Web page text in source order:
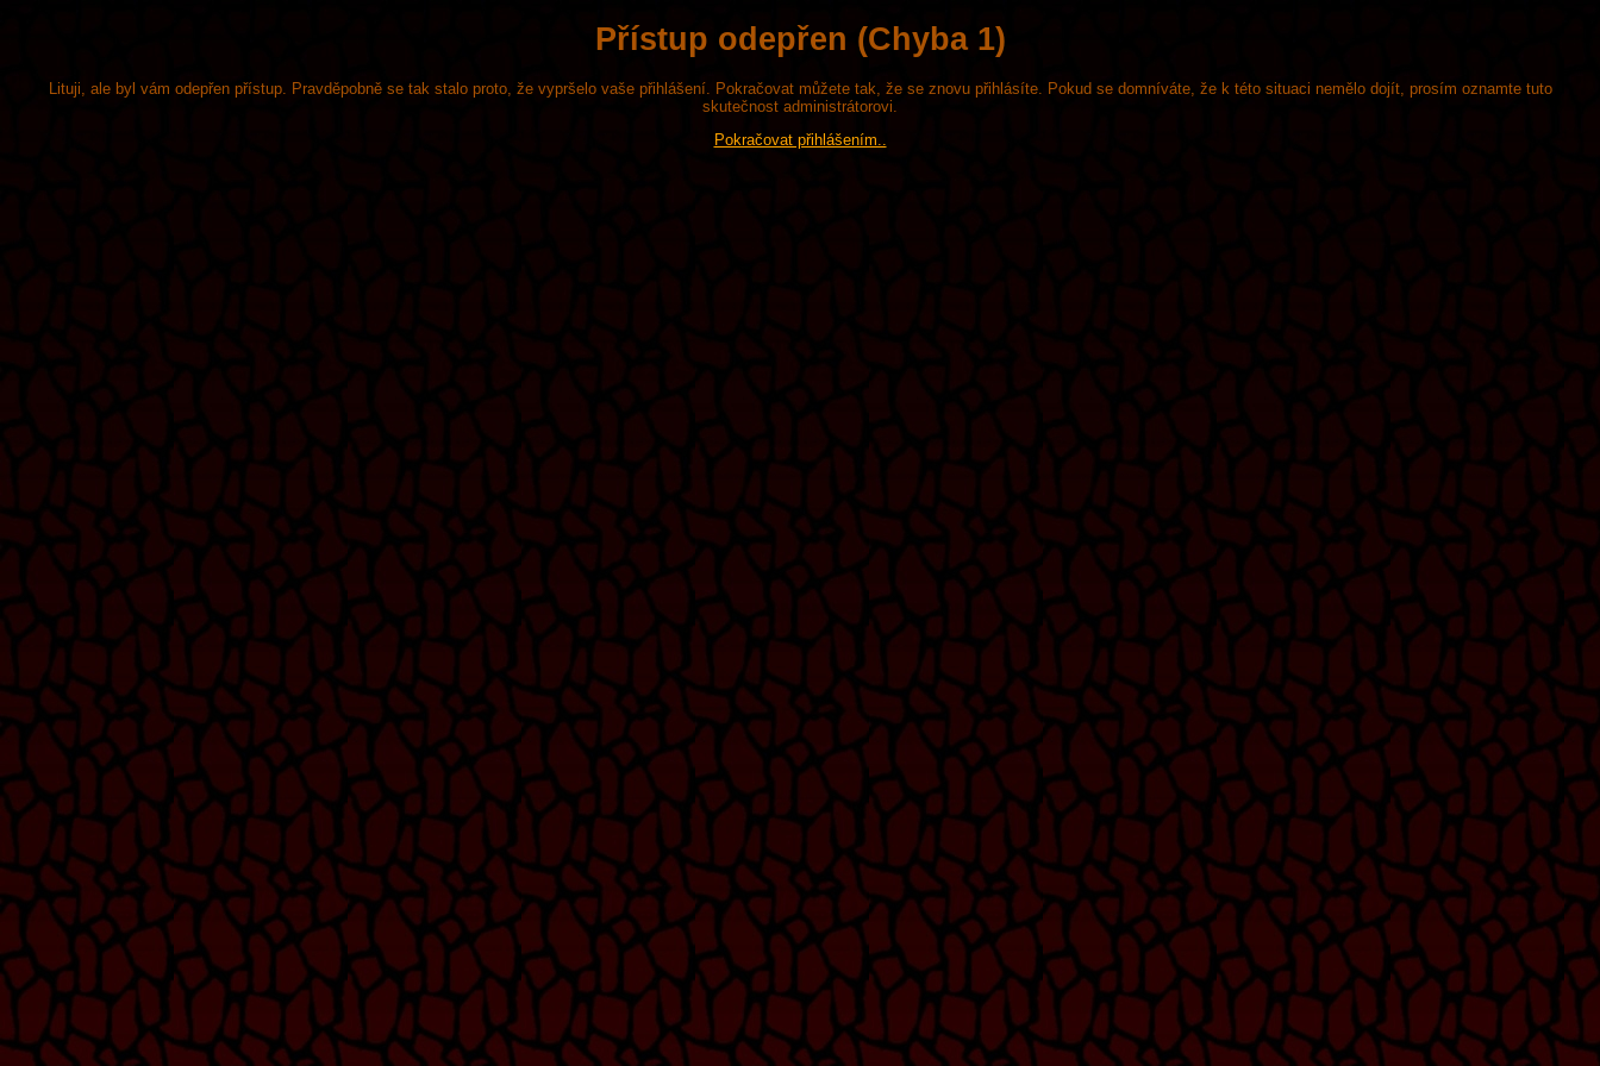
Přístup odepřen (Chyba 1)
Lituji, ale byl vám odepřen přístup. Pravděpobně se tak stalo proto, že vypršelo vaše přihlášení. Pokračovat můžete tak, že se znovu přihlásíte. Pokud se domníváte, že k této situaci nemělo dojít, prosím oznamte tuto
skutečnost administrátorovi.
Pokračovat přihlášením..